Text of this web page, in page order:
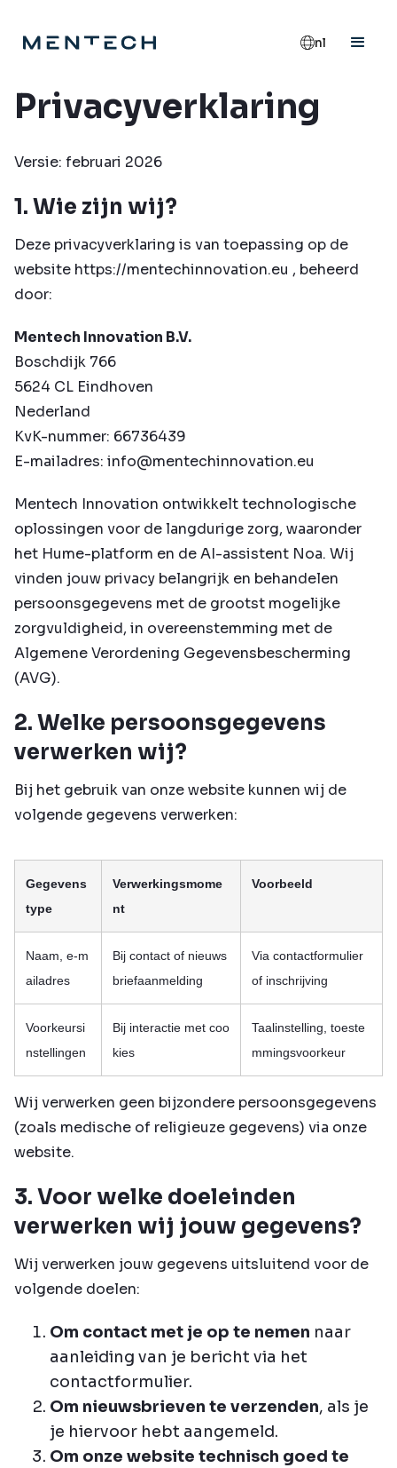
nl
Privacyverklaring
Versie: februari 2026
1. Wie zijn wij?
Deze privacyverklaring is van toepassing op de
website https://mentechinnovation.eu , beheerd
door:
Mentech Innovation B.V.
Boschdijk 766
5624 CL Eindhoven
Nederland
KvK-nummer: 66736439
E-mailadres: info@mentechinnovation.eu
Mentech Innovation ontwikkelt technologische
oplossingen voor de langdurige zorg, waaronder
het Hume-platform en de AI-assistent Noa. Wij
vinden jouw privacy belangrijk en behandelen
persoonsgegevens met de grootst mogelijke
zorgvuldigheid, in overeenstemming met de
Algemene Verordening Gegevensbescherming
(AVG).
2. Welke persoonsgegevens
verwerken wij?
Bij het gebruik van onze website kunnen wij de
volgende gegevens verwerken:
Gegevens
type
Verwerkingsmome
nt
Voorbeeld
Naam, e-m
ailadres
Bij contact of nieuws
briefaanmelding
Via contactformulier
of inschrijving
Voorkeursi
nstellingen
Bij interactie met coo
kies
Taalinstelling, toeste
mmingsvoorkeur
Wij verwerken geen bijzondere persoonsgegevens
(zoals medische of religieuze gegevens) via onze
website.
3. Voor welke doeleinden
verwerken wij jouw gegevens?
Wij verwerken jouw gegevens uitsluitend voor de
volgende doelen:
Om contact met je op te nemen naar
aanleiding van je bericht via het
contactformulier.
Om nieuwsbrieven te verzenden, als je
je hiervoor hebt aangemeld.
Om onze website technisch goed te